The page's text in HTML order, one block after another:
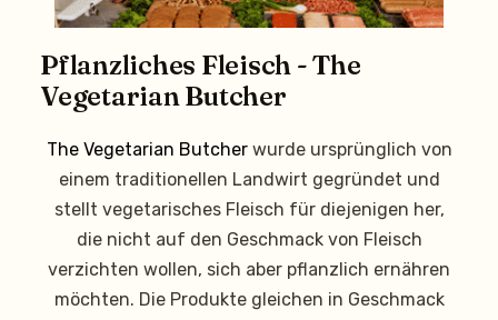
Pflanzliches Fleisch - The
Vegetarian Butcher
The Vegetarian Butcherwurde ursprünglich von
einem traditionellen Landwirt gegründet und
stellt vegetarisches Fleisch für diejenigen her,
die nicht auf den Geschmack von Fleisch
verzichten wollen, sich aber pflanzlich ernähren
möchten. Die Produkte gleichen in Geschmack